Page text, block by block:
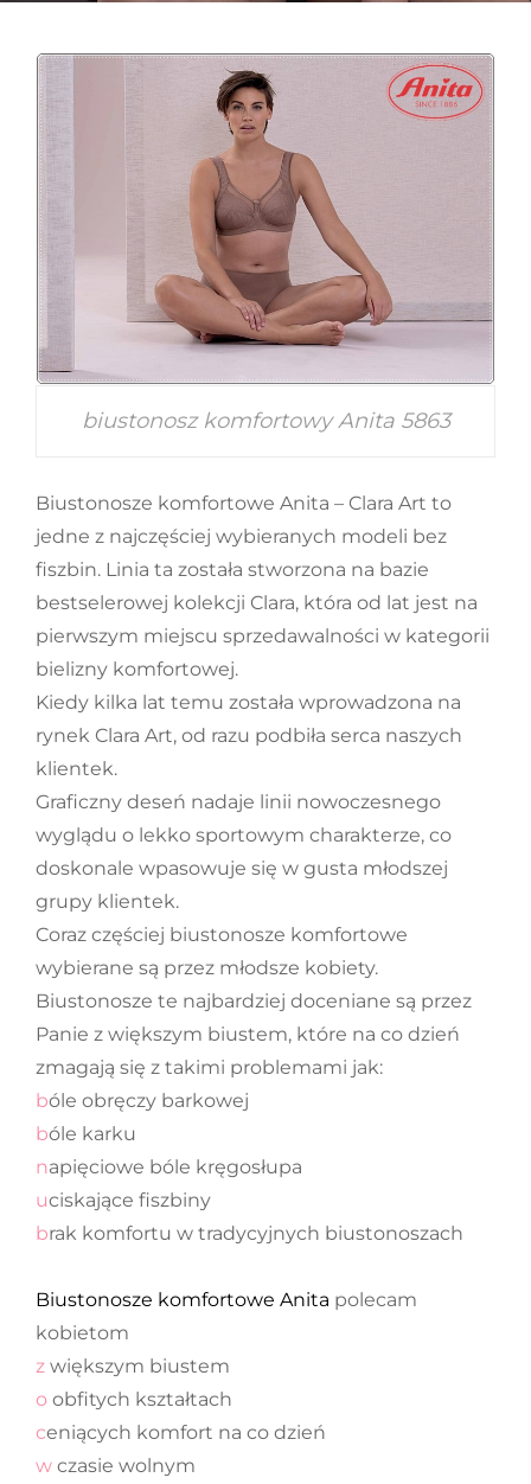
biustonosz komfortowy Anita 5863
Biustonosze komfortowe Anita – Clara Art to
jedne z najczęściej wybieranych modeli bez
fiszbin. Linia ta została stworzona na bazie
bestselerowej kolekcji Clara, która od lat jest na
pierwszym miejscu sprzedawalności w kategorii
bielizny komfortowej.
Kiedy kilka lat temu została wprowadzona na
rynek Clara Art, od razu podbiła serca naszych
klientek.
Graficzny deseń nadaje linii nowoczesnego
wyglądu o lekko sportowym charakterze, co
doskonale wpasowuje się w gusta młodszej
grupy klientek.
Coraz częściej biustonosze komfortowe
wybierane są przez młodsze kobiety.
Biustonosze te najbardziej doceniane są przez
Panie z większym biustem, które na co dzień
zmagają się z takimi problemami jak:
bóle obręczy barkowej
bóle karku
napięciowe bóle kręgosłupa
uciskające fiszbiny
brak komfortu w tradycyjnych biustonoszach
Biustonosze komfortowe Anita polecam
kobietom
z większym biustem
o obfitych kształtach
ceniących komfort na co dzień
w czasie wolnym